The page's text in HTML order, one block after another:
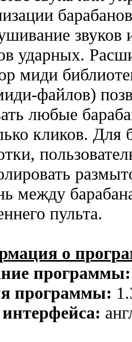
звуков
ударных.
миди
файлов)
любые
кликов.
между
пульта.
о
программы:
программы: